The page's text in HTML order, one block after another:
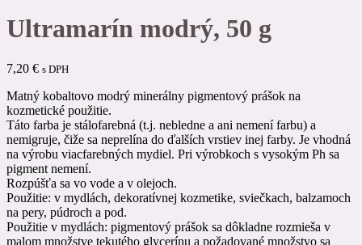
Ultramarín modrý, 50 g
7,20 € s DPH
Matný kobaltovo modrý minerálny pigmentový prášok na
kozmetické použitie.
Táto farba je stálofarebná (t.j. nebledne a ani nemení farbu) a
nemigruje, čiže sa neprelína do ďalších vrstiev inej farby. Je vhodná
na výrobu viacfarebných mydiel. Pri výrobkoch s vysokým Ph sa
pigment nemení.
Rozpúšťa sa vo vode a v olejoch.
Použitie: v mydlách, dekoratívnej kozmetike, sviečkach, balzamoch
na pery, púdroch a pod.
Použitie v mydlách: pigmentový prášok sa dôkladne rozmieša v
malom množstve tekutého glycerínu a požadované množstvo sa